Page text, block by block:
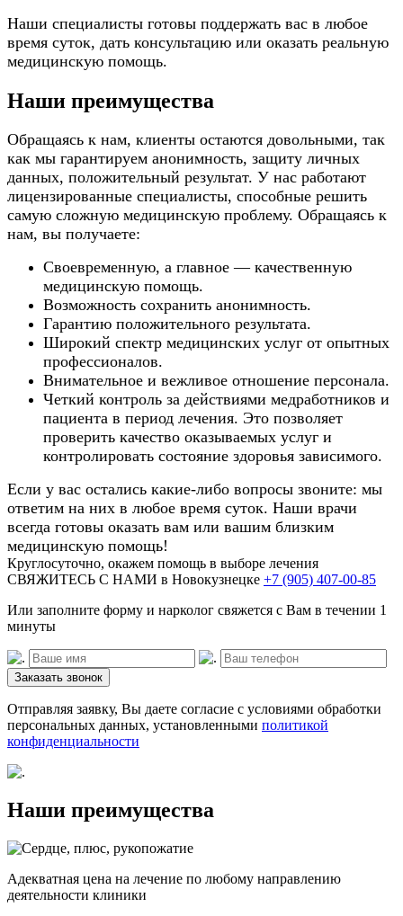
Наши специалисты готовы поддержать вас в любое
время суток, дать консультацию или оказать реальную
медицинскую помощь.
Наши преимущества
Обращаясь к нам, клиенты остаются довольными, так
как мы гарантируем анонимность, защиту личных
данных, положительный результат. У нас работают
лицензированные специалисты, способные решить
самую сложную медицинскую проблему. Обращаясь к
нам, вы получаете:
Своевременную, а главное — качественную
медицинскую помощь.
Возможность сохранить анонимность.
Гарантию положительного результата.
Широкий спектр медицинских услуг от опытных
профессионалов.
Внимательное и вежливое отношение персонала.
Четкий контроль за действиями медработников и
пациента в период лечения. Это позволяет
проверить качество оказываемых услуг и
контролировать состояние здоровья зависимого.
Если у вас остались какие-либо вопросы звоните: мы
ответим на них в любое время суток. Наши врачи
всегда готовы оказать вам или вашим близким
медицинскую помощь!
Круглосуточно, окажем помощь в выборе лечения
СВЯЖИТЕСЬ С НАМИ в Новокузнецке +7 (905) 407-00-85
Или заполните форму и нарколог свяжется с Вам в течении 1
минуты
Заказать звонок
Отправляя заявку, Вы даете согласие с условиями обработки
персональных данных, установленными политикой
конфиденциальности
Наши преимущества
Адекватная цена на лечение по любому направлению
деятельности клиники